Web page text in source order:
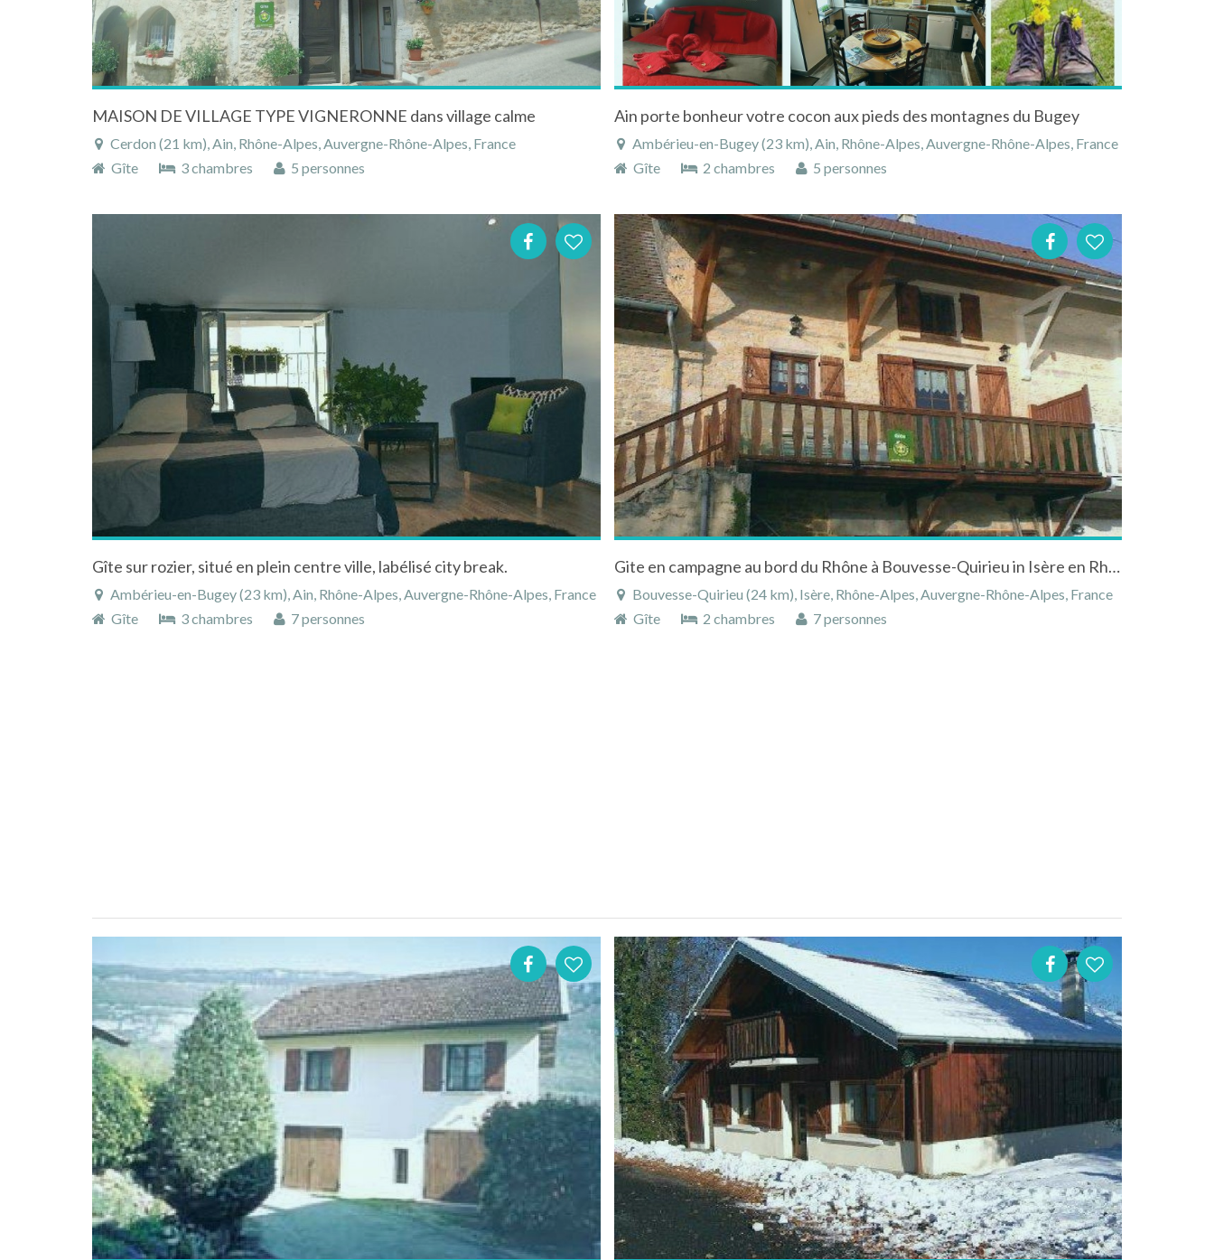
MAISON DE VILLAGE TYPE VIGNERONNE dans village calme
Cerdon (21 km), Ain, Rhône-Alpes, Auvergne-Rhône-Alpes, France
Gîte
3 chambres 5 personnes
Ain porte bonheur votre cocon aux pieds des montagnes du Bugey
Ambérieu-en-Bugey (23 km), Ain, Rhône-Alpes, Auvergne-Rhône-Alpes, France
Gîte
2 chambres 5 personnes
Gîte sur rozier, situé en plein centre ville, labélisé city break.
Ambérieu-en-Bugey (23 km), Ain, Rhône-Alpes, Auvergne-Rhône-Alpes, France
Gîte
3 chambres 7 personnes
Gite en campagne au bord du Rhône à Bouvesse-Quirieu in Isère en Rhône-Alpes
Bouvesse-Quirieu (24 km), Isère, Rhône-Alpes, Auvergne-Rhône-Alpes, France
Gîte
2 chambres 7 personnes